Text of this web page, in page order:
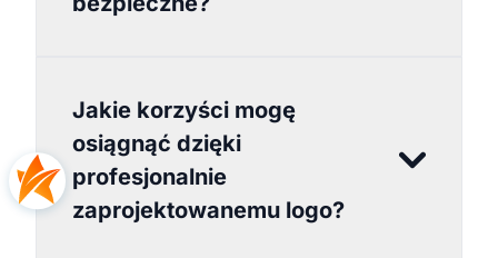
Jakie korzyści mogę
osiągnąć dzięki
profesjonalnie
zaprojektowanemu logo?